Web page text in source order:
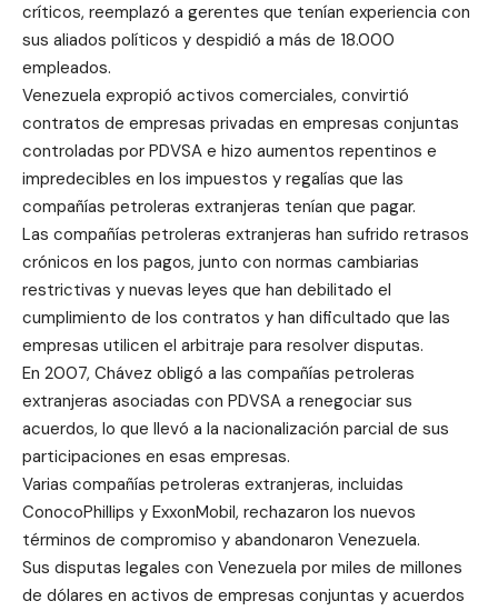
críticos, reemplazó a gerentes que tenían experiencia con
sus aliados políticos y despidió a más de 18.000
empleados.
Venezuela expropió activos comerciales, convirtió
contratos de empresas privadas en empresas conjuntas
controladas por PDVSA e hizo aumentos repentinos e
impredecibles en los impuestos y regalías que las
compañías petroleras extranjeras tenían que pagar.
Las compañías petroleras extranjeras han sufrido retrasos
crónicos en los pagos, junto con normas cambiarias
restrictivas y nuevas leyes que han debilitado el
cumplimiento de los contratos y han dificultado que las
empresas utilicen el arbitraje para resolver disputas.
En 2007, Chávez obligó a las compañías petroleras
extranjeras asociadas con PDVSA a renegociar sus
acuerdos, lo que llevó a la nacionalización parcial de sus
participaciones en esas empresas.
Varias compañías petroleras extranjeras, incluidas
ConocoPhillips y ExxonMobil, rechazaron los nuevos
términos de compromiso y abandonaron Venezuela.
Sus disputas legales con Venezuela por miles de millones
de dólares en activos de empresas conjuntas y acuerdos